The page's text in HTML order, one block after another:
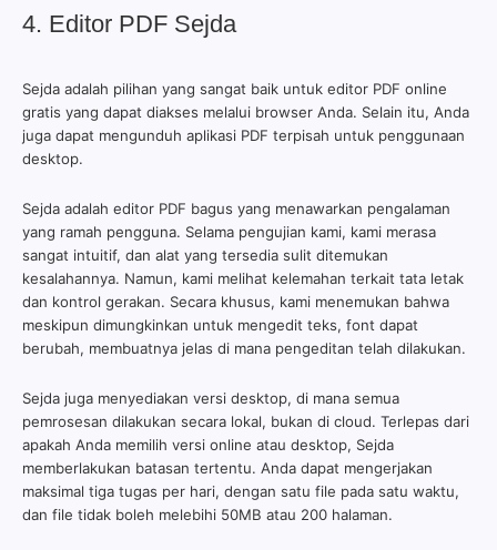
4. Editor PDF Sejda
Sejda adalah pilihan yang sangat baik untuk editor PDF online
gratis yang dapat diakses melalui browser Anda. Selain itu, Anda
juga dapat mengunduh aplikasi PDF terpisah untuk penggunaan
desktop.
Sejda adalah editor PDF bagus yang menawarkan pengalaman
yang ramah pengguna. Selama pengujian kami, kami merasa
sangat intuitif, dan alat yang tersedia sulit ditemukan
kesalahannya. Namun, kami melihat kelemahan terkait tata letak
dan kontrol gerakan. Secara khusus, kami menemukan bahwa
meskipun dimungkinkan untuk mengedit teks, font dapat
berubah, membuatnya jelas di mana pengeditan telah dilakukan.
Sejda juga menyediakan versi desktop, di mana semua
pemrosesan dilakukan secara lokal, bukan di cloud. Terlepas dari
apakah Anda memilih versi online atau desktop, Sejda
memberlakukan batasan tertentu. Anda dapat mengerjakan
maksimal tiga tugas per hari, dengan satu file pada satu waktu,
dan file tidak boleh melebihi 50MB atau 200 halaman.